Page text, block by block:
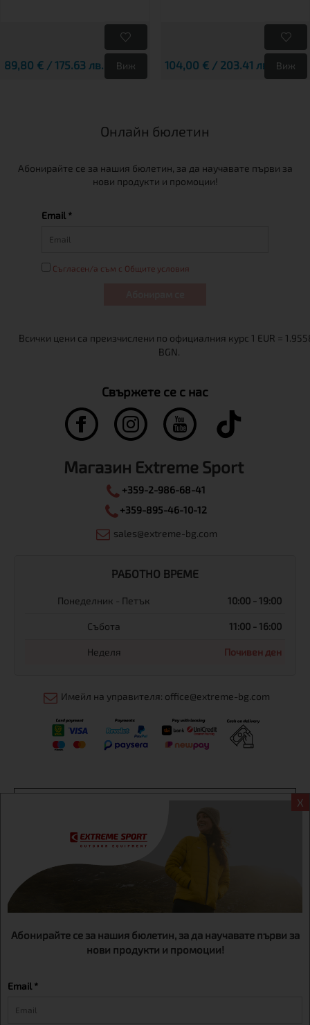
X
Абонирайте се за нашия бюлетин, за да научавате първи за
нови продукти и промоции!
Email *
89,80 € / 175.63 лв. Виж 104,00 € / 203.41 лв. Виж
Онлайн бюлетин
Абонирайте се за нашия бюлетин, за да научавате първи за
нови продукти и промоции!
Email *
Съгласен/а съм с Общите условия
Свържете се с нас
Магазин Extreme Sport
+359-2-986-68-41
+359-895-46-10-12
sales@extreme-bg.com
РАБОТНО ВРЕМЕ
Понеделник - Петък 10:00 - 19:00
Събота 11:00 - 16:00
Неделя Почивен ден
Имейл на управителя: office@extreme-bg.com
Екстрем спорт ЕООД, BG131452613, административен адрес
гр. София, Овча купел, ул.692, №12, офис 1, магазини
гр.София,бул. Дондуков 42, тел.:+359 895461012